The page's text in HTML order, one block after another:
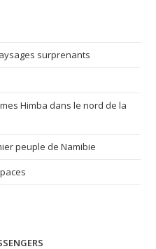
surprenants
Himba dans le nord de la
peuple de Namibie